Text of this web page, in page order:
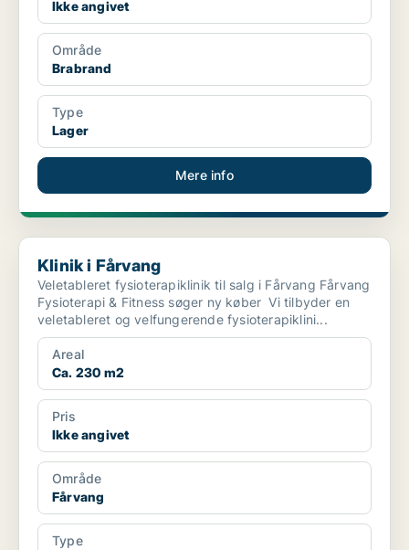
Ikke angivet
Område
Brabrand
Type
Lager
Mere info
Klinik i Fårvang
Klinik i Fårvang
Veletableret fysioterapiklinik til salg i Fårvang Fårvang
Fysioterapi & Fitness søger ny køber Vi tilbyder en
veletableret og velfungerende fysioterapiklini...
Areal
Ca. 230 m2
Pris
Ikke angivet
Område
Fårvang
Type